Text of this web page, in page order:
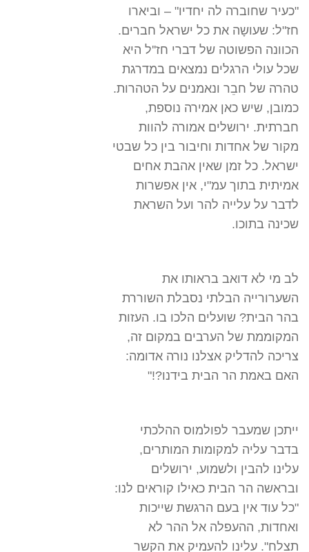
"כעיר שחוברה לה יחדיו" – וביארו
חז"ל: שעושָה את כל ישראל חברים.
הכוונה הפשוטה של דברי חז''ל היא
שכל עולי הרגלים נמצאים במדרגת
טהרה של חבֵר ונאמנים על הטהרות.
כמובן, שיש כאן אמירה נוספת,
חברתית. ירושלים אמורה להוות
מקור של אחדות וחיבור בין כל שבטי
ישראל. כל זמן שאין אהבת אחים
אמיתית בתוך עמ"י, אין אפשרות
לדבר על עלייה להר ועל השראת
שכינה בתוכו.
לב מי לא דואב בראותו את
השערורייה הבלתי נסבלת השוררת
בהר הבית? שועלים הלכו בו. העזות
המקוממת של הערבים במקום זה,
צריכה להדליק אצלנו נורה אדומה:
האם באמת הר הבית בידנו?!"
ייתכן שמעבר לפולמוס ההלכתי
בדבר עליה למקומות המותרים,
עלינו להבין ולשמוע, ירושלים
ובראשה הר הבית כאילו קוראים לנו:
"כל עוד אין בעם הרגשת שייכות
ואחדות, ההעפלה אל ההר לא
תצלח". עלינו להעמיק את הקשר